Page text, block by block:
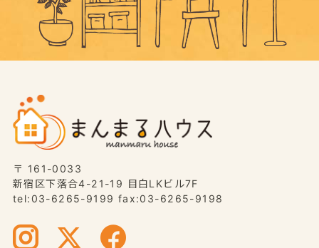
〒 161-0033
新宿区下落合4-21-19 目白LKビル7F
tel:03-6265-9199 fax:03-6265-9198